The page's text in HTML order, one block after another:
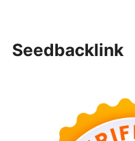
Seedbacklink